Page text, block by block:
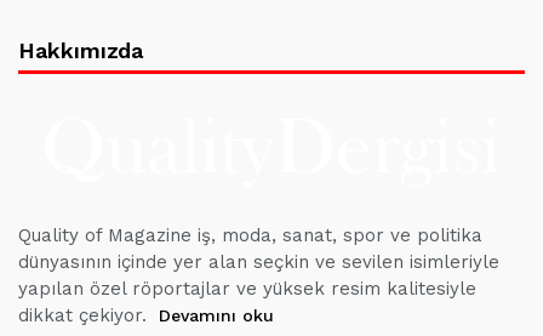
Hakkımızda
Quality of Magazine iş, moda, sanat, spor ve politika
dünyasının içinde yer alan seçkin ve sevilen isimleriyle
yapılan özel röportajlar ve yüksek resim kalitesiyle
dikkat çekiyor.
Devamını oku